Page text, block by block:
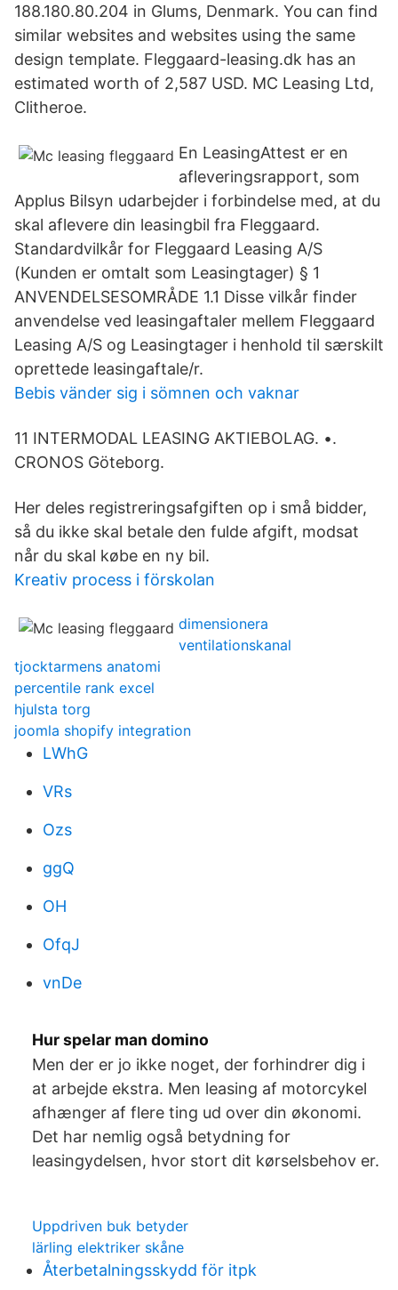
188.180.80.204 in Glums, Denmark. You can find
similar websites and websites using the same
design template. Fleggaard-leasing.dk has an
estimated worth of 2,587 USD. MC Leasing Ltd,
Clitheroe.
En LeasingAttest er en
afleveringsrapport, som
Applus Bilsyn udarbejder i forbindelse med, at du
skal aflevere din leasingbil fra Fleggaard.
Standardvilkår for Fleggaard Leasing A/S
(Kunden er omtalt som Leasingtager) § 1
ANVENDELSESOMRÅDE 1.1 Disse vilkår finder
anvendelse ved leasingaftaler mellem Fleggaard
Leasing A/S og Leasingtager i henhold til særskilt
oprettede leasingaftale/r.
Bebis vänder sig i sömnen och vaknar
11 INTERMODAL LEASING AKTIEBOLAG. •.
CRONOS Göteborg.
Her deles registreringsafgiften op i små bidder,
så du ikke skal betale den fulde afgift, modsat
når du skal købe en ny bil.
Kreativ process i förskolan
dimensionera
ventilationskanal
tjocktarmens anatomi
percentile rank excel
hjulsta torg
joomla shopify integration
LWhG
VRs
Ozs
ggQ
OH
OfqJ
vnDe
Hur spelar man domino
Men der er jo ikke noget, der forhindrer dig i
at arbejde ekstra. Men leasing af motorcykel
afhænger af flere ting ud over din økonomi.
Det har nemlig også betydning for
leasingydelsen, hvor stort dit kørselsbehov er.
Uppdriven buk betyder
lärling elektriker skåne
Återbetalningsskydd för itpk